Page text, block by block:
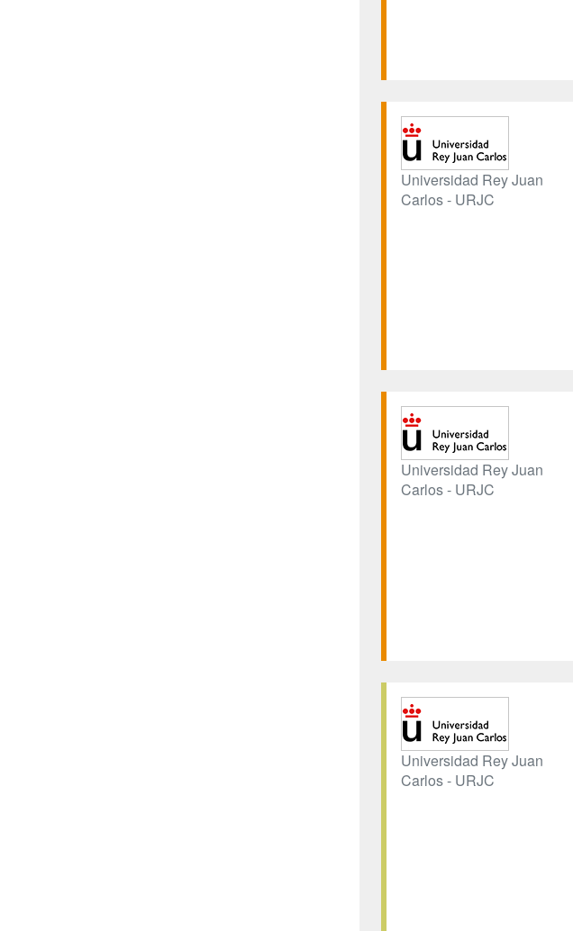
Universidad Rey Juan
Carlos - URJC
Universidad Rey Juan
Carlos - URJC
Universidad Rey Juan
Carlos - URJC